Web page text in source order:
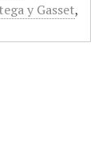
y Gasset,